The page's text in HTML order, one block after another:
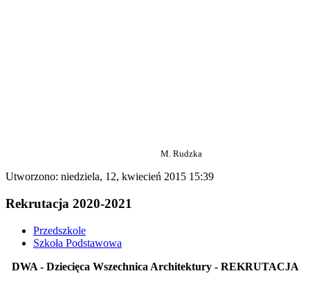
M. Rudzka
Utworzono: niedziela, 12, kwiecień 2015 15:39
Rekrutacja 2020-2021
Przedszkole
Szkoła Podstawowa
DWA - Dziecięca Wszechnica Architektury - REKRUTACJA